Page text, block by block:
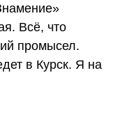
Всё, что
промысел.
в Курск. Я на